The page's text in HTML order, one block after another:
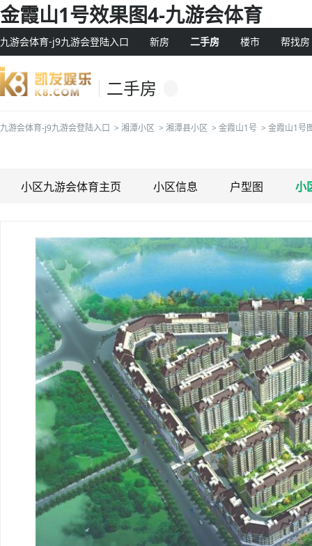
金霞山1号效果图4-九游会体育
九游会体育-j9九游会登陆入口 新房 二手房 楼市 帮找房
二手房
九游会体育-j9九游会登陆入口 > 湘潭小区 > 湘潭县小区 > 金霞山1号 > 金霞山1号
小区九游会体育主页 小区信息 户型图 小